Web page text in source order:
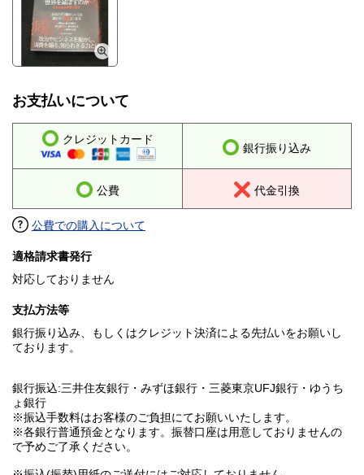
お支払いについて
クレジットカード
銀行振り込み
公費 代金引換
公費での購入について
適格請求書発行
対応しておりません
支払方法等
銀行振り込み、もしくはクレジット決済による先払いをお願いし
ております。
銀行振込:三井住友銀行・みずほ銀行・三菱東京UFJ銀行・ゆうち
ょ銀行
※振込手数料はお客様のご負担にてお願いいたします。
※各銀行普通預金となります。振替口座は用意しておりませんの
で予めご了承ください。